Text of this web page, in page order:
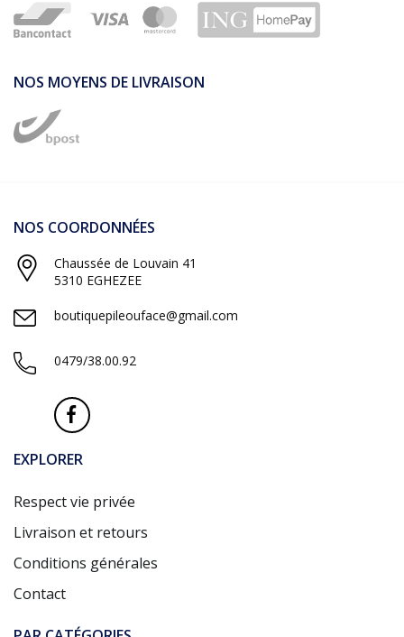
NOS MOYENS DE LIVRAISON
NOS COORDONNÉES
Chaussée de Louvain 41
5310 EGHEZEE
boutiquepileouface@gmail.com
0479/38.00.92
EXPLORER
Respect vie privée
Livraison et retours
Conditions générales
Contact